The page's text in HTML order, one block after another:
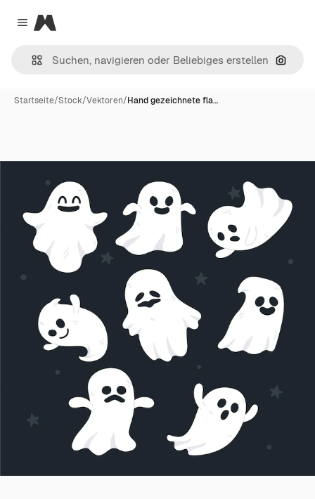
Close menu
Magnific
Nach
Startseite/Stock/Vektoren/Hand gezeichnete fla…